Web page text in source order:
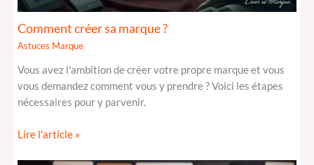
Comment créer sa marque ?
Astuces Marque
Vous avez l'ambition de créer votre propre marque et vous
vous demandez comment vous y prendre ? Voici les étapes
nécessaires pour y parvenir.
Lire l'article »